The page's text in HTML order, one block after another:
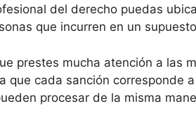
del derecho puedas
que incurren en un
prestes mucha atención a las
que cada sanción corresponde
procesar de la misma